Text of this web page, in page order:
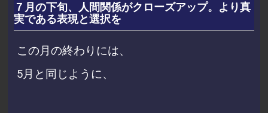
７月の下旬、人間関係がクローズアップ。より真
実である表現と選択を
この月の終わりには、
5月と同じように、